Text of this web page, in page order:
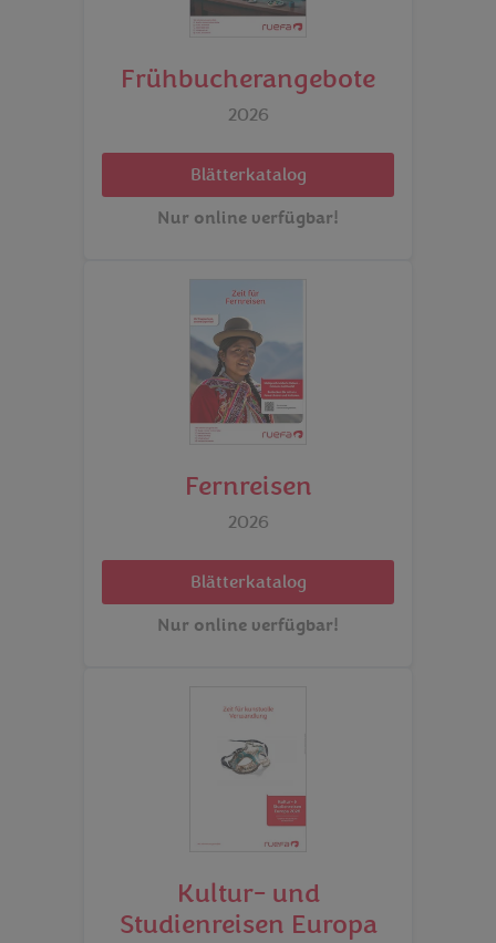
Frühbucherangebote
2026
Blätterkatalog
Nur online verfügbar!
Fernreisen
2026
Blätterkatalog
Nur online verfügbar!
Kultur- und
Studienreisen Europa